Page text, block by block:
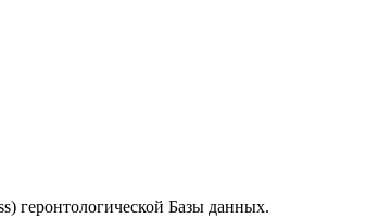
) геронтологической Базы данных.